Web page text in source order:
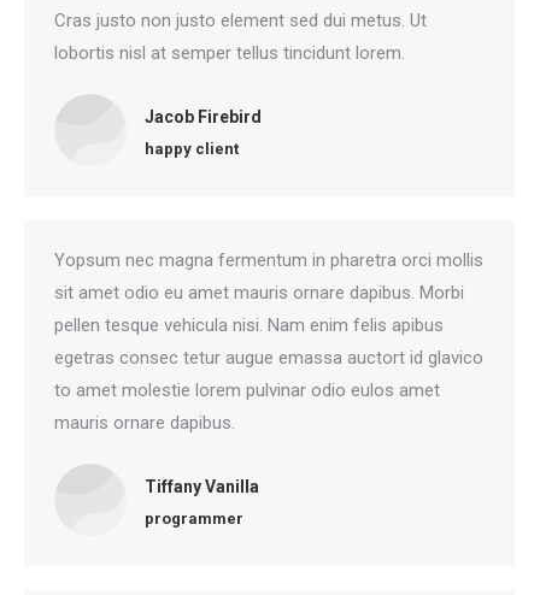
Cras justo non justo element sed dui metus. Ut
lobortis nisl at semper tellus tincidunt lorem.
Jacob Firebird
happy client
Yopsum nec magna fermentum in pharetra orci mollis
sit amet odio eu amet mauris ornare dapibus. Morbi
pellen tesque vehicula nisi. Nam enim felis apibus
egetras consec tetur augue emassa auctort id glavico
to amet molestie lorem pulvinar odio eulos amet
mauris ornare dapibus.
Tiffany Vanilla
programmer